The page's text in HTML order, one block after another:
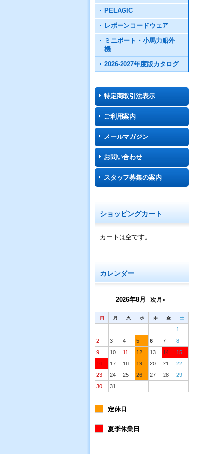
PELAGIC
レボーンコードウェア
ミニボート・小馬力船外
機
2026-2027年度版カタログ
特定商取引法表示
ご利用案内
メールマガジン
お問い合わせ
スタッフ募集の案内
ショッピングカート
カートは空です。
カレンダー
2026年8月 次月»
日 月 火 水 木 金 土
1
2
3 4 5 6 7
8
9
10 11 12 13 14
15
16
17 18 19 20 21
22
23
24 25 26 27 28
29
30
31
定休日
夏季休業日